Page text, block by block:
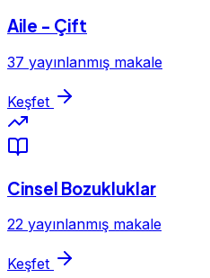
Aile - Çift
37 yayınlanmış makale
Keşfet
Cinsel Bozukluklar
22 yayınlanmış makale
Keşfet